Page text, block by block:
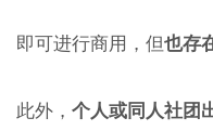
即可进行商用，但也存
此外， 个人或同人社团